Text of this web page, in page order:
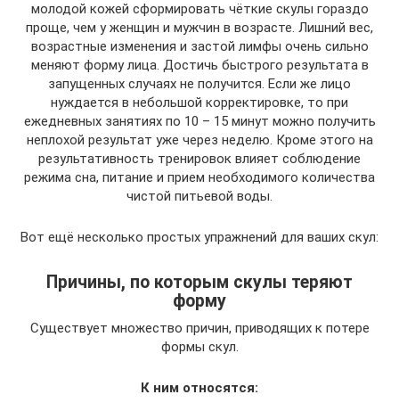
молодой кожей сформировать чёткие скулы гораздо
проще, чем у женщин и мужчин в возрасте. Лишний вес,
возрастные изменения и застой лимфы очень сильно
меняют форму лица. Достичь быстрого результата в
запущенных случаях не получится. Если же лицо
нуждается в небольшой корректировке, то при
ежедневных занятиях по 10 – 15 минут можно получить
неплохой результат уже через неделю. Кроме этого на
результативность тренировок влияет соблюдение
режима сна, питание и прием необходимого количества
чистой питьевой воды.
Вот ещё несколько простых упражнений для ваших скул:
Причины, по которым скулы теряют
форму
Существует множество причин, приводящих к потере
формы скул.
К ним относятся: